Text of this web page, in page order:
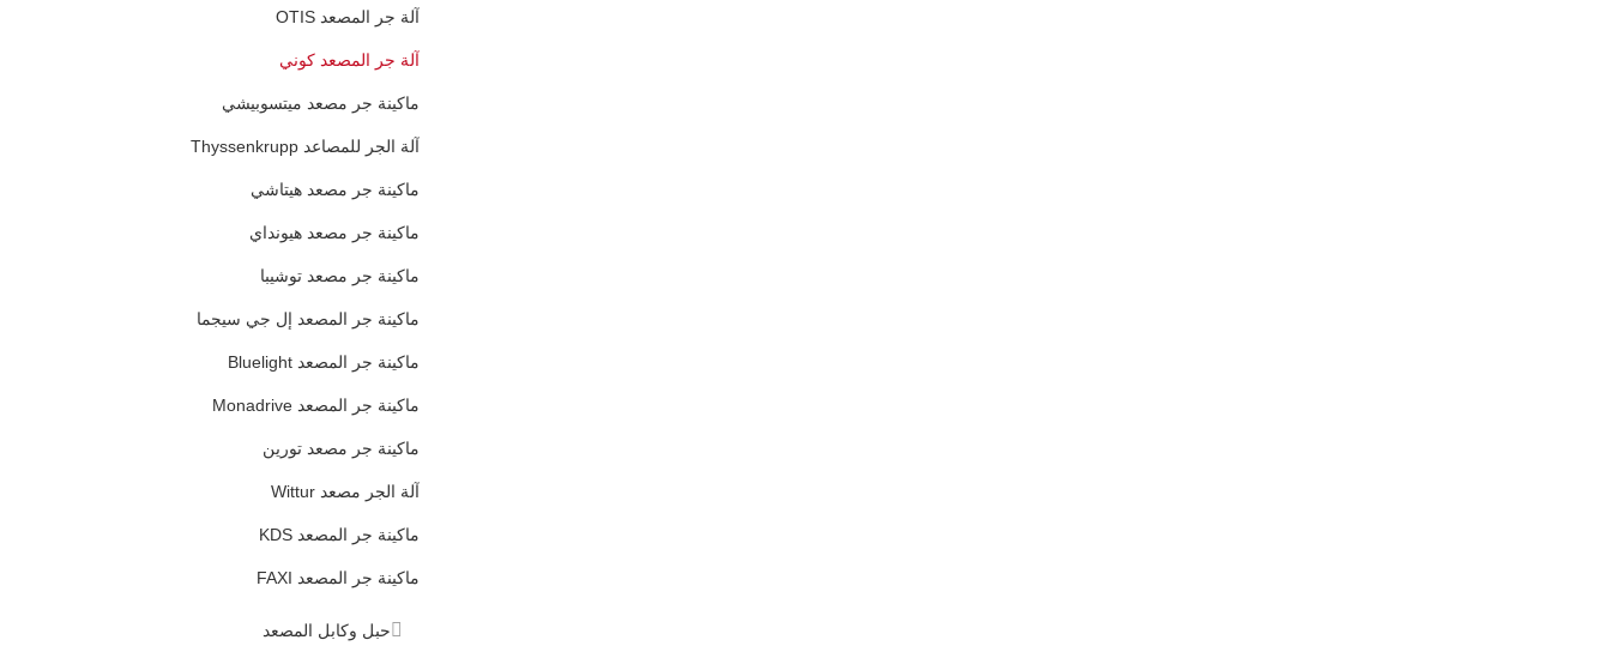
آلة جر المصعد OTIS
آلة جر المصعد كوني
ماكينة جر مصعد ميتسوبيشي
آلة الجر للمصاعد Thyssenkrupp
ماكينة جر مصعد هيتاشي
ماكينة جر مصعد هيونداي
ماكينة جر مصعد توشيبا
ماكينة جر المصعد إل جي سيجما
ماكينة جر المصعد Bluelight
ماكينة جر المصعد Monadrive
ماكينة جر مصعد تورين
آلة الجر مصعد Wittur
ماكينة جر المصعد KDS
ماكينة جر المصعد FAXI
حبل وكابل المصعد